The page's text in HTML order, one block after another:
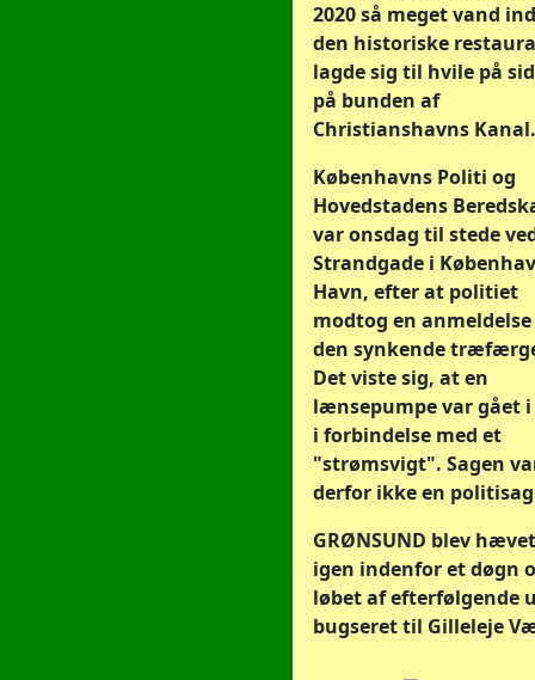
2020 så meget vand
den historiske
lagde sig til hvile på
på bunden af
Christianshavns Kanal.
Københavns Politi og
Hovedstadens
var onsdag til stede
Strandgade i
Havn, efter at politiet
modtog en
den synkende
Det viste sig, at en
lænsepumpe var gået
i forbindelse med et
"strømsvigt". Sagen
derfor ikke en
GRØNSUND blev hævet
igen indenfor et døgn
løbet af efterfølgende
bugseret til Gilleleje